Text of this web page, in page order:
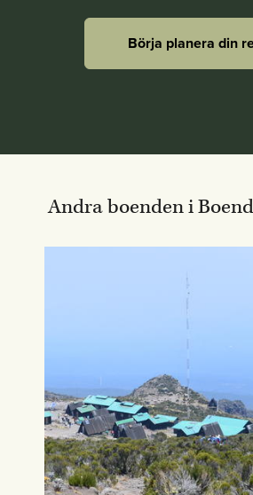
Börja planera din
Andra boenden i